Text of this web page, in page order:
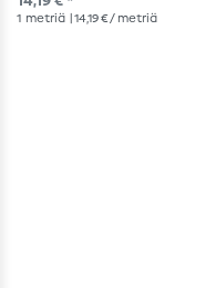
1 metriä | 14,19 € / metriä